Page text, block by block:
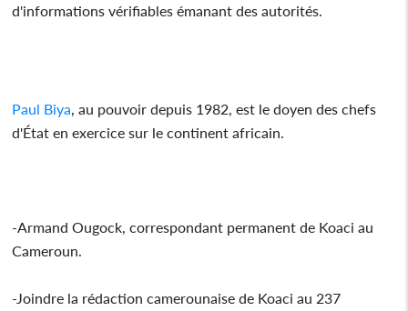
d'informations vérifiables émanant des autorités.
Paul Biya , au pouvoir depuis 1982, est le doyen des chefs
d'État en exercice sur le continent africain.
-Armand Ougock, correspondant permanent de Koaci au
Cameroun.
-Joindre la rédaction camerounaise de Koaci au 237